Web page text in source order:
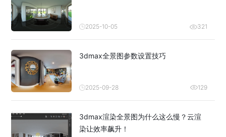
2025-10-05 321
3dmax全景图参数设置技巧
2025-09-28 129
3dmax渲染全景图为什么这么慢？云渲
染让效率飙升！